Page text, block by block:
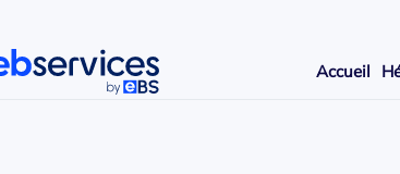
principal Accueil